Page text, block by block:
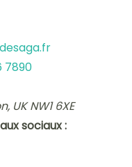
7890
UK NW1 6XE
sociaux :